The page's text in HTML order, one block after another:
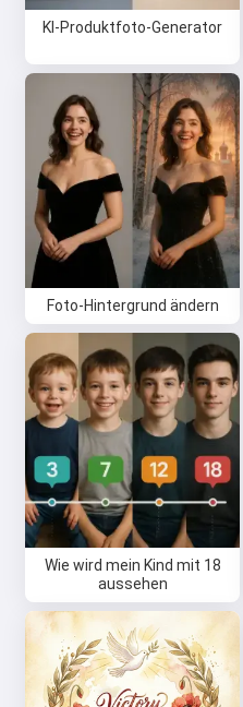
KI-Produktfoto-Generator
Foto-Hintergrund ändern
Wie wird mein Kind mit 18
aussehen
Ich kann Lieder
schreiben und